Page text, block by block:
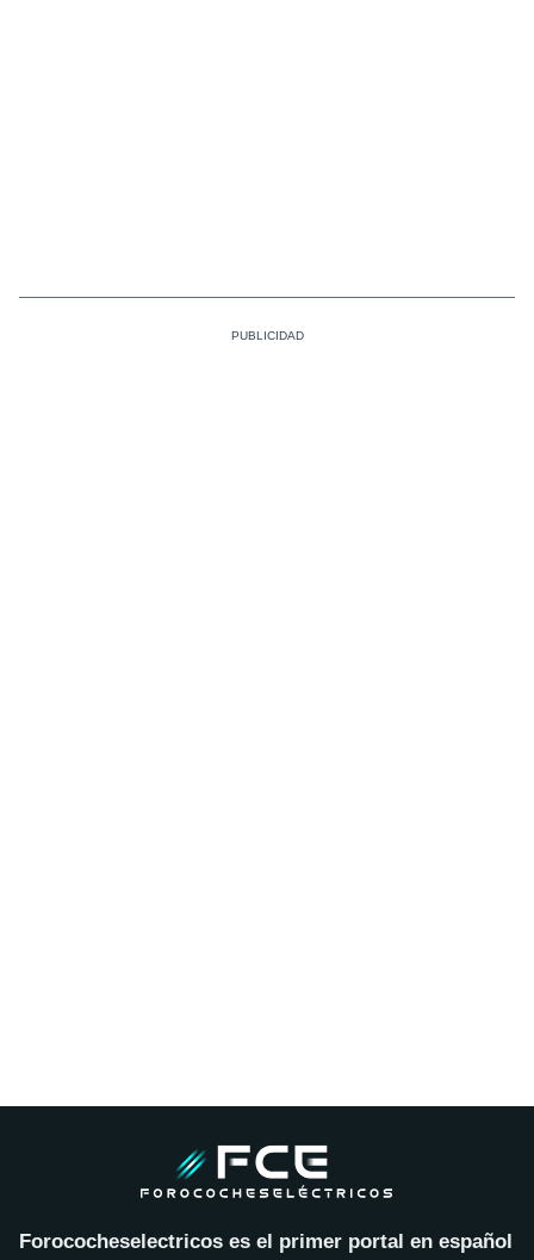
Forococheselectricos es el primer portal en español